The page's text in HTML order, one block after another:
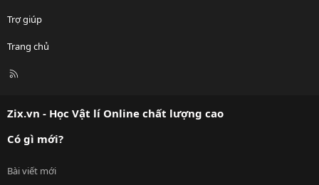
Trợ giúp
Trang chủ
R
Zix.vn - Học Vật lí Online chất lượng cao
Có gì mới?
Bài viết mới